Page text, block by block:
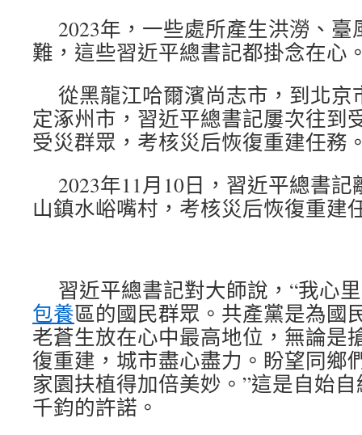
2023年，一些處所產生洪澇、
難，這些習近平總書記都掛念在心
從黑龍江哈爾濱尚志市，到北京
定涿州市，習近平總書記屢次往到
受災群眾，考核災后恢復重建任務
2023年11月10日，習近平總書
山鎮水峪嘴村，考核災后恢復重建
習近平總書記對大師說，“我心
包養區的國民群眾。共產黨是為國
老蒼生放在心中最高地位，無論是
復重建，城市盡心盡力。盼望同鄉
家園扶植得加倍美妙。”這是自始
千鈞的許諾。